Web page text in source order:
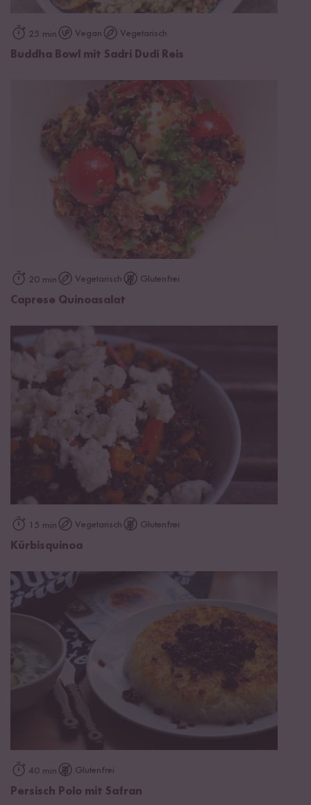
25 min Vegan Vegetarisch
Buddha Bowl mit Sadri Dudi Reis
20 min Vegetarisch Glutenfrei
Caprese Quinoasalat
15 min Vegetarisch Glutenfrei
Kürbisquinoa
40 min Glutenfrei
Persisch Polo mit Safran